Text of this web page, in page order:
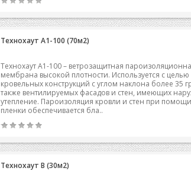
Технохаут А1-100 (70м2)
Технохаут А1-100 – ветрозащитная
мембрана высокой плотности. Используется с
кровельных конструкций с углом наклона более 35
также вентилируемых фасадов и стен, имеющих
утепление. Пароизоляция кровли и стен при
пленки обеспечивается бла..
Технохаут В (30м2)